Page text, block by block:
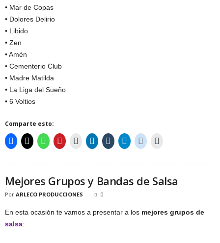
• Mar de Copas
• Dolores Delirio
• Libido
• Zen
• Amén
• Cementerio Club
• Madre Matilda
• La Liga del Sueño
• 6 Voltios
Comparte esto:
Mejores Grupos y Bandas de Salsa
Por ARLECO PRODUCCIONES 0
En esta ocasión te vamos a presentar a los mejores grupos de
salsa: